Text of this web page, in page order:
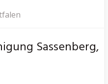
Sassenberg,